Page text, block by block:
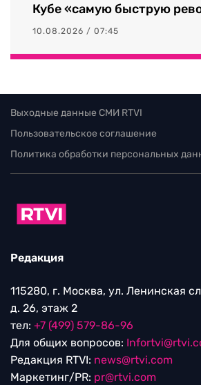
Кубе «самую быструю
10.08.2026 / 07:45
Выходные данные СМИ RTVI
Пользовательское соглашение
Политика обработки персональных
Редакция
115280, г. Москва, ул. Ленинская
д. 26, этаж 2
тел: +7 (499) 579-86-96
Для общих вопросов:
Редакция RTVI: news@rtvi.com
Маркетинг/PR: pr@rtvi.com